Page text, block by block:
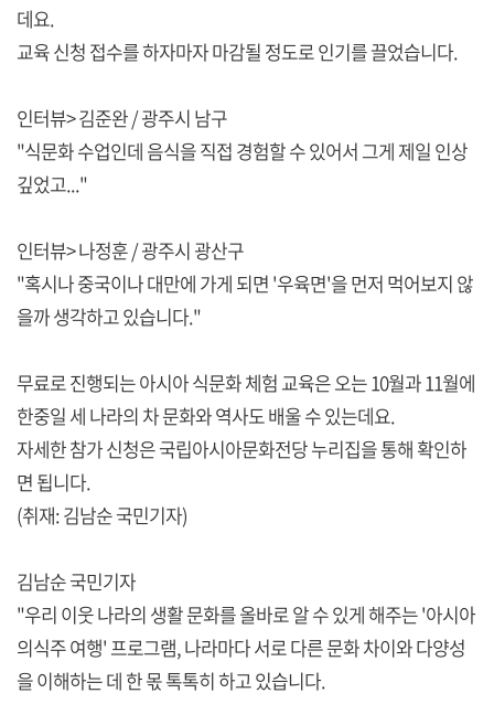
데요.
교육 신청 접수를 하자마자 마감될 정도로 인기를 끌었습니다.
인터뷰> 김준완 / 광주시 남구
"식문화 수업인데 음식을 직접 경험할 수 있어서 그게 제일 인상
깊었고..."
인터뷰> 나정훈 / 광주시 광산구
"혹시나 중국이나 대만에 가게 되면 '우육면'을 먼저 먹어보지 않
을까 생각하고 있습니다."
무료로 진행되는 아시아 식문화 체험 교육은 오는 10월과 11월에
한중일 세 나라의 차 문화와 역사도 배울 수 있는데요.
자세한 참가 신청은 국립아시아문화전당 누리집을 통해 확인하
면 됩니다.
(취재: 김남순 국민기자)
김남순 국민기자
"우리 이웃 나라의 생활 문화를 올바로 알 수 있게 해주는 '아시아
의식주 여행' 프로그램, 나라마다 서로 다른 문화 차이와 다양성
을 이해하는 데 한 몫 톡톡히 하고 있습니다.